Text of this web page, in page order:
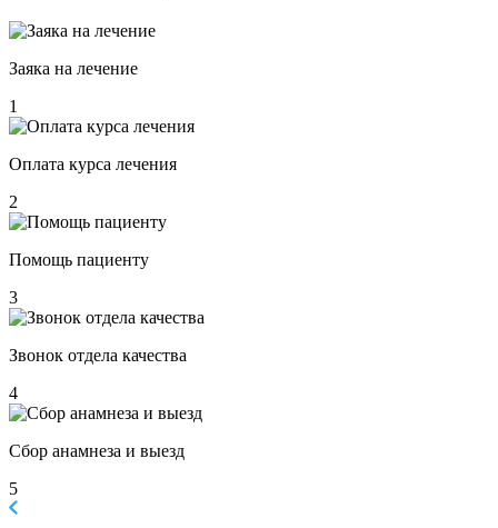
Заяка на лечение
1
Оплата курса лечения
2
Помощь пациенту
3
Звонок отдела качества
4
Сбор анамнеза и выезд
5